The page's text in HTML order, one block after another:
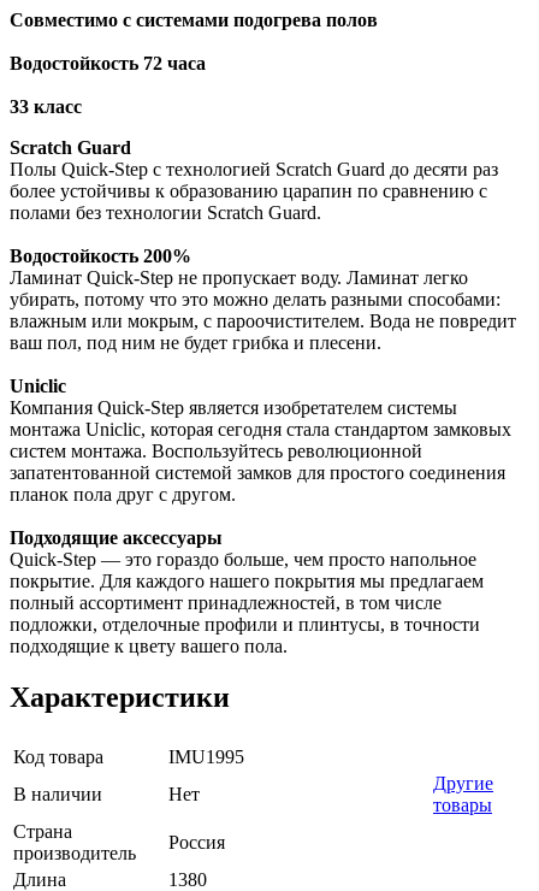
Совместимо с системами подогрева полов
Водостойкость 72 часа
33 класс
Scratch Guard
Полы Quick-Step с технологией Scratch Guard до десяти раз
более устойчивы к образованию царапин по сравнению с
полами без технологии Scratch Guard.
Водостойкость 200%
Ламинат Quick-Step не пропускает воду. Ламинат легко
убирать, потому что это можно делать разными способами:
влажным или мокрым, с пароочистителем. Вода не повредит
ваш пол, под ним не будет грибка и плесени.
Uniclic
Компания Quick-Step является изобретателем системы
монтажа Uniclic, которая сегодня стала стандартом замковых
систем монтажа. Воспользуйтесь революционной
запатентованной системой замков для простого соединения
планок пола друг с другом.
Подходящие аксессуары
Quick-Step — это гораздо больше, чем просто напольное
покрытие. Для каждого нашего покрытия мы предлагаем
полный ассортимент принадлежностей, в том числе
подложки, отделочные профили и плинтусы, в точности
подходящие к цвету вашего пола.
Характеристики
Код товара
IMU1995
В наличии
Нет
Другие
товары
Страна
производитель
Россия
Длина
1380